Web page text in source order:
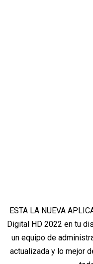
ESTA LA NUEVA
Digital HD 2022 en tu
un equipo de
actualizada y lo mejor